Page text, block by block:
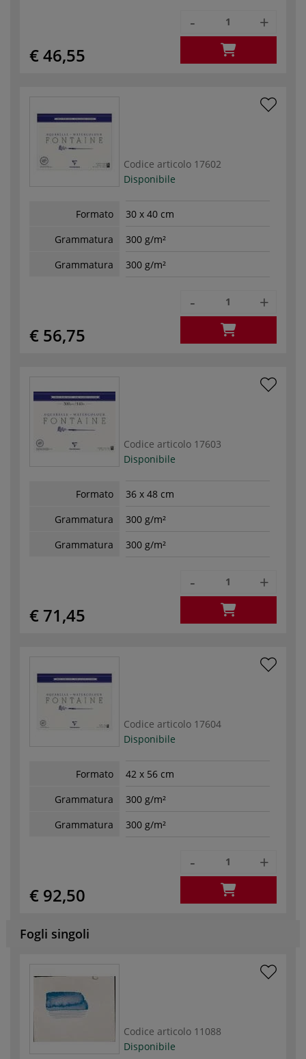
€ 46,55
- +
Codice articolo 17602
Disponibile
Formato
30 x 40 cm
Grammatura
300 g/m²
Grammatura
300 g/m²
€ 56,75
- +
Codice articolo 17603
Disponibile
Formato
36 x 48 cm
Grammatura
300 g/m²
Grammatura
300 g/m²
€ 71,45
- +
Codice articolo 17604
Disponibile
Formato
42 x 56 cm
Grammatura
300 g/m²
Grammatura
300 g/m²
€ 92,50
- +
Fogli singoli
Codice articolo 11088
Disponibile